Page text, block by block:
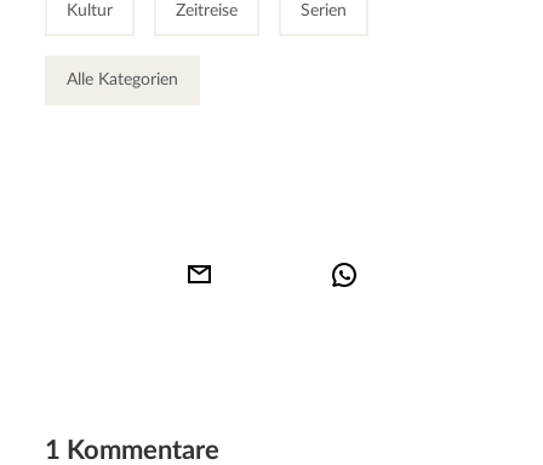
Kultur Zeitreise Serien
Alle Kategorien
1 Kommentare